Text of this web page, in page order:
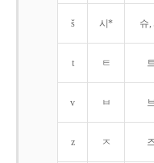
š 시* 슈,
t ㅌ
v ㅂ
z ㅈ